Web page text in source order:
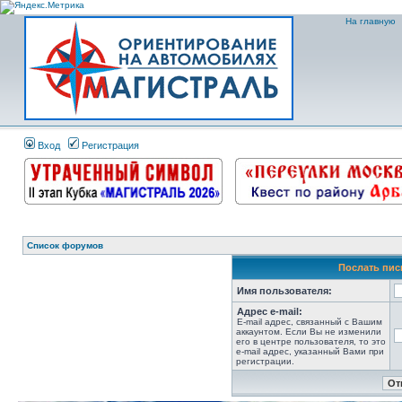
На главную
Вход Регистрация
Список форумов
Послать
Имя пользователя:
Адрес e-mail:
E-mail адрес, связанный с Вашим
аккаунтом. Если Вы не изменили
его в центре пользователя, то это
e-mail адрес, указанный Вами при
регистрации.